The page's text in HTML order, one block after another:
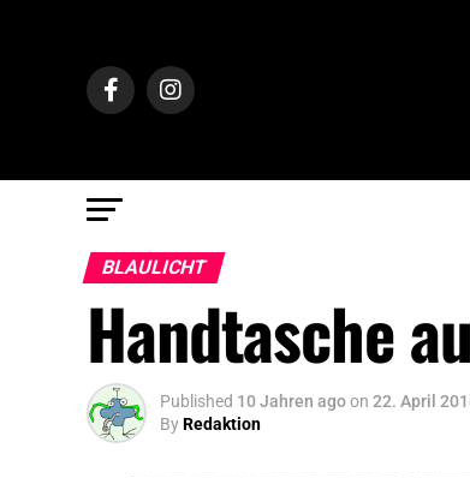
BLAULICHT
Handtasche
Published 10 Jahren agoon 22. April
ByRedaktion